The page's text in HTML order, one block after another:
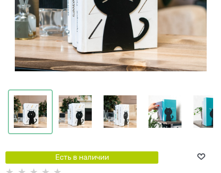
Есть в наличии